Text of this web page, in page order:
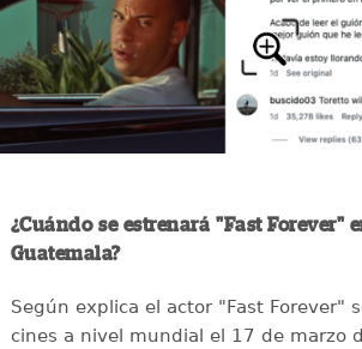
¿Cuándo se estrenará "Fast Forever"
Guatemala?
Según explica el actor "Fast Forever"
cines a nivel mundial el 17 de marzo